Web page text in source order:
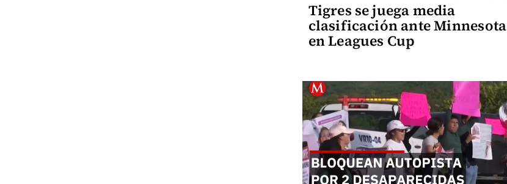
Tigres se juega media
clasificación ante Minnesota
en Leagues Cup